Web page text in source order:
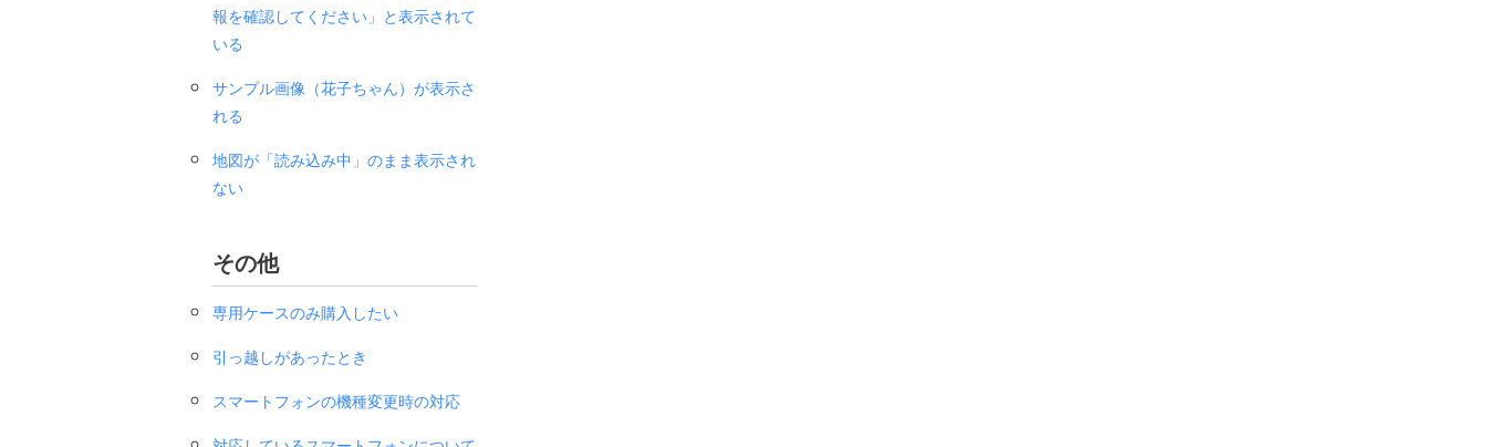
報を確認してください」と表示されて
いる
サンプル画像（花子ちゃん）が表示さ
れる
地図が「読み込み中」のまま表示され
ない
その他
専用ケースのみ購入したい
引っ越しがあったとき
スマートフォンの機種変更時の対応